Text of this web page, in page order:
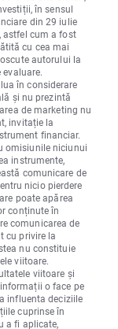
în sensul
din 29 iulie
astfel cum a fost
cu cea mai
autorului la
în considerare
și nu prezintă
de marketing nu
invitație la
financiar.
omisiunile niciunui
instrumente,
comunicare de
nicio pierdere
poate apărea
conținute în
comunicarea de
cu privire la
nu constituie
viitoare.
viitoare și
o face pe
influenta deciziile
cuprinse în
a fi aplicate,